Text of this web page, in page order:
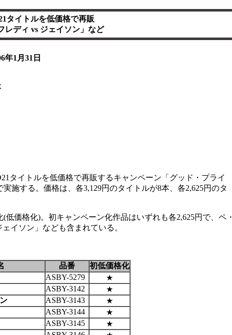
タイトルを低価格で再販
レディ vs ジェイソン」など
年1月31日
タイトルを低価格で再販するキャンペーン「グッド・プライ
施する。価格は、各3,129円のタイトルが8本、各2,625円のタ
価格化)。初キャンペーン化作品はいずれも各2,625円で、ペ・
イソン」なども含まれている。
品番 初低価格化
ASBY-5279
★
ASBY-3142
★
ASBY-3143
★
ASBY-3144
★
ASBY-3145
★